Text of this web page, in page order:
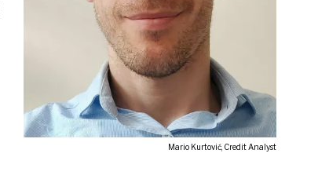
Mario Kurtović, Credit Analyst